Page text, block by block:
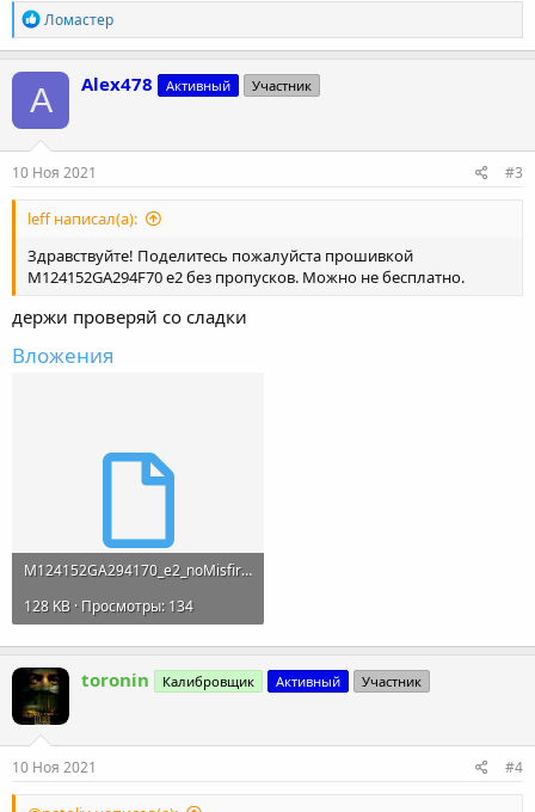
Р
е
а
к
ц
и
и
:
Ломастер
A Alex478 Активный Участник
10 Ноя 2021 #3
leff написал(а):
Здравствуйте! Поделитесь пожалуйста прошивкой
M124152GA294F70 е2 без пропусков. Можно не бесплатно.
держи проверяй со сладки
Вложения
M124152GA294170_e2_noMisfire_Gai.bin
128 KB · Просмотры: 134
toronin Калибровщик Активный Участник
10 Ноя 2021 #4